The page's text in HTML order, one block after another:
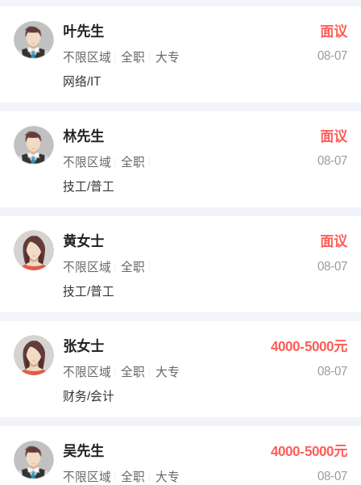
叶先生 面议
不限区域 全职 大专
08-07
网络/IT
林先生 面议
不限区域 全职
08-07
技工/普工
黄女士 面议
不限区域 全职
08-07
技工/普工
张女士 4000-5000元
不限区域 全职 大专
08-07
财务/会计
吴先生 4000-5000元
不限区域 全职 大专
08-07